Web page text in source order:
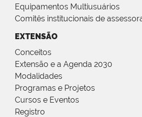
Equipamentos Multiusuários
Comitês institucionais de
EXTENSÃO
Conceitos
Extensão e a Agenda 2030
Modalidades
Programas e Projetos
Cursos e Eventos
Registro